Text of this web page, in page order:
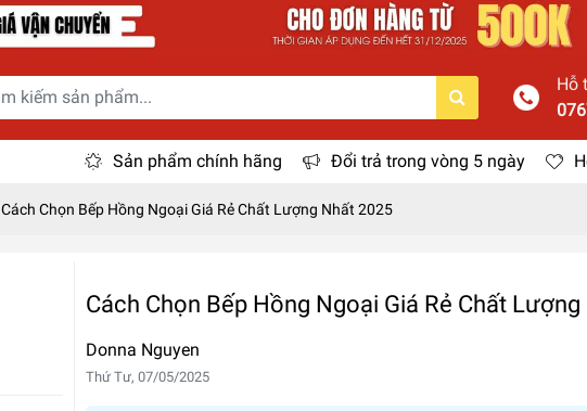
Hỗ
Sản phẩm chính hãng Đổi trả trong vòng 5 ngày
Cách Chọn Bếp Hồng Ngoại Giá Rẻ Chất Lượng Nhất 2025
Cách Chọn Bếp Hồng Ngoại Giá Rẻ Chất
Donna Nguyen
Thứ Tư, 07/05/2025